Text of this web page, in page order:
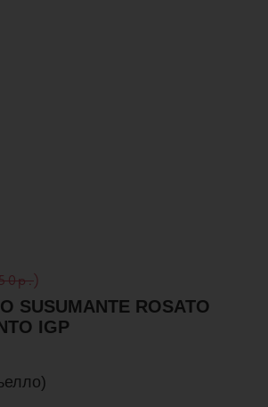
)
SUSUMANTE ROSATO
IGP